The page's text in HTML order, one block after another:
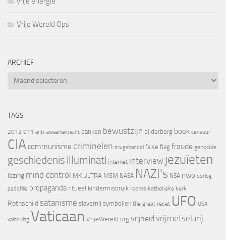
Vrije Wereld Ops
ARCHIEF
Archief
TAGS
2012 911 anti-zwaartekracht banken bewustzijn bilderberg boek censuur
CIA communisme criminelen drugshandel false flag fraude genocide
geschiedenis illuminati internet interview jezuïeten
lezing mind control MK ULTRA MSM NASA NAZI's NSA nwo oorlog
pedofilie propaganda ritueel kindermisbruik rooms katholieke kerk
Rothschild satanisme slavernij symboliek the great reset UFO USA
valse vlag Vaticaan VrijeWereld.org vrijheid vrijmetselarij